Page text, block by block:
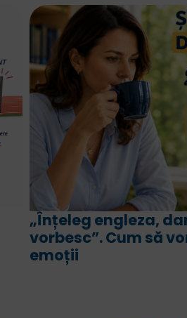
fără
Intensiv engleză
Asemănări,
programă